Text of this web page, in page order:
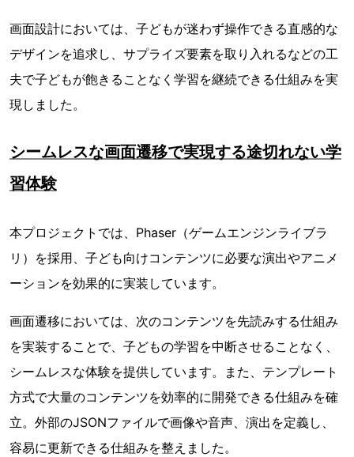
画面設計においては、子どもが迷わず操作できる直感的な
デザインを追求し、サプライズ要素を取り入れるなどの工
夫で子どもが飽きることなく学習を継続できる仕組みを実
現しました。
シームレスな画面遷移で実現する途切れない学
習体験
本プロジェクトでは、Phaser（ゲームエンジンライブラ
リ）を採用、子ども向けコンテンツに必要な演出やアニメ
ーションを効果的に実装しています。
画面遷移においては、次のコンテンツを先読みする仕組み
を実装することで、子どもの学習を中断させることなく、
シームレスな体験を提供しています。また、テンプレート
方式で大量のコンテンツを効率的に開発できる仕組みを確
立。外部のJSONファイルで画像や音声、演出を定義し、
容易に更新できる仕組みを整えました。